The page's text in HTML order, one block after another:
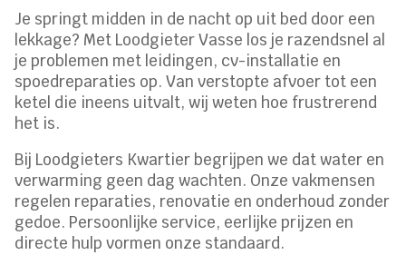
Je springt midden in de nacht op uit bed door een
lekkage? Met Loodgieter Vasse los je razendsnel al
je problemen met leidingen, cv-installatie en
spoedreparaties op. Van verstopte afvoer tot een
ketel die ineens uitvalt, wij weten hoe frustrerend
het is.
Bij Loodgieters Kwartier begrijpen we dat water en
verwarming geen dag wachten. Onze vakmensen
regelen reparaties, renovatie en onderhoud zonder
gedoe. Persoonlijke service, eerlijke prijzen en
directe hulp vormen onze standaard.